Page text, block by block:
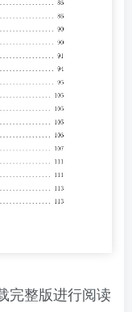
完整版进行阅读